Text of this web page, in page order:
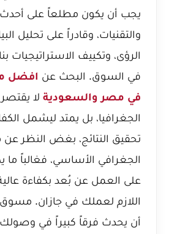
يجب أن يكون مطلعاً على أحدث
والتقنيات، وقادراً على تحليل
الرؤى، وتكييف الاستراتيجيات
في السوق. البحث عن افضل
في مصر والسعودية لا
الجغرافيا، بل يمتد ليشمل
تحقيق النتائج، بغض النظر
الجغرافي الأساسي، فغالباً ما
على العمل عن بُعد بكفاءة
اللازم لعملك في جازان.
أن يحدث فرقاً كبيراً في